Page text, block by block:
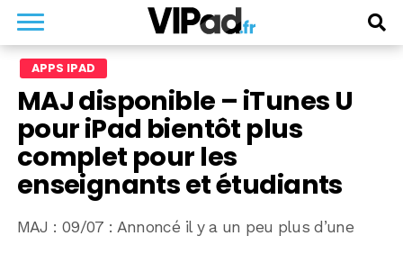
APPS IPAD
MAJ disponible – iTunes U
pour iPad bientôt plus
complet pour les
enseignants et étudiants
MAJ : 09/07 : Annoncé il y a un peu plus d’une